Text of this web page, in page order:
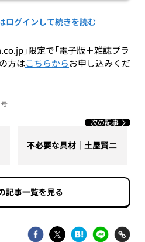
ログインして続きを読む
」限定で「電子版＋雑誌プラ
方はこちらからお申し込みくだ
次の記事
不必要な具材｜土屋賢二
記事一覧を見る